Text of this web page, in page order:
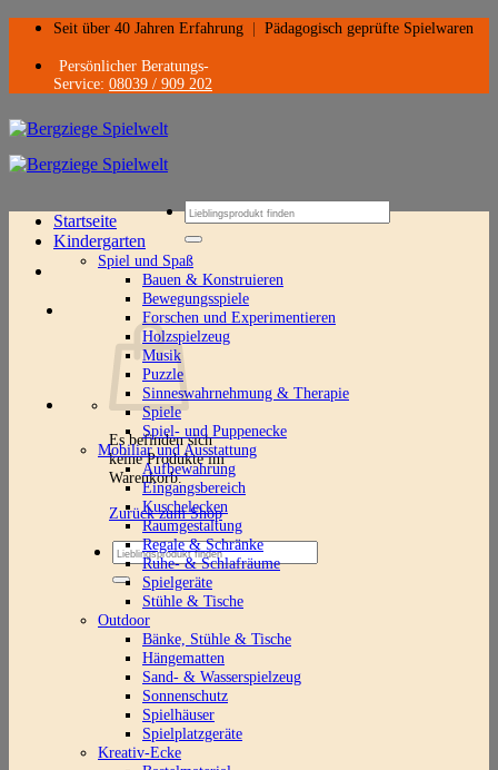
Zum
springen
Seit über 40 Jahren Erfahrung Pädagogisch geprüfte Spielwaren
Persönlicher Beratungs-
Service: 08039 / 909 202
Suchen
nach:
Es befinden sich
keine Produkte im
Warenkorb.
Zurück zum Shop
Suchen
nach:
Startseite
Kindergarten
Spiel und Spaß
Bauen & Konstruieren
Bewegungsspiele
Forschen und Experimentieren
Holzspielzeug
Musik
Puzzle
Sinneswahrnehmung & Therapie
Spiele
Spiel- und Puppenecke
Mobiliar und Ausstattung
Aufbewahrung
Eingangsbereich
Kuschelecken
Raumgestaltung
Regale & Schränke
Ruhe- & Schlafräume
Spielgeräte
Stühle & Tische
Outdoor
Bänke, Stühle & Tische
Hängematten
Sand- & Wasserspielzeug
Sonnenschutz
Spielhäuser
Spielplatzgeräte
Kreativ-Ecke